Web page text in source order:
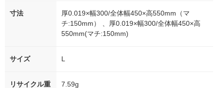
寸法
厚0.019×幅300/全体幅450×高550mm（マ
チ:150mm） 、厚0.019×幅300/全体幅450×高
550mm(マチ:150mm)
サイズ L
リサイクル重 7.59g